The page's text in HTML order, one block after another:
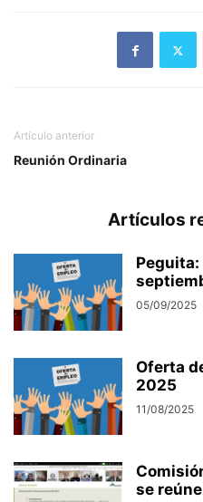
Artículo anterior
Reunión Ordinaria
Artículos
05/09/2025
Oferta
2025
11/08/2025
se